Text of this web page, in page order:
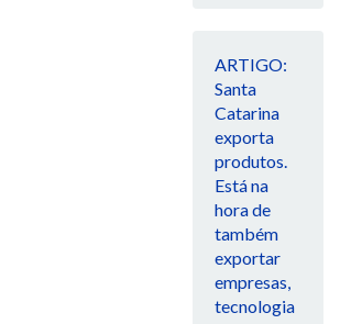
ARTIGO:
Santa
Catarina
exporta
produtos.
Está na
hora de
também
exportar
empresas,
tecnologia